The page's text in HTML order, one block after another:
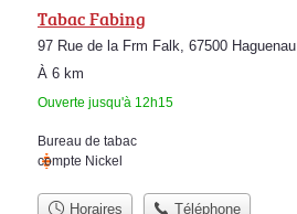
Tabac Fabing
97 Rue de la Frm Falk, 67500 Haguenau
À 6 km
Ouverte jusqu'à 12h15
Bureau de tabac
compte Nickel
Horaires Téléphone